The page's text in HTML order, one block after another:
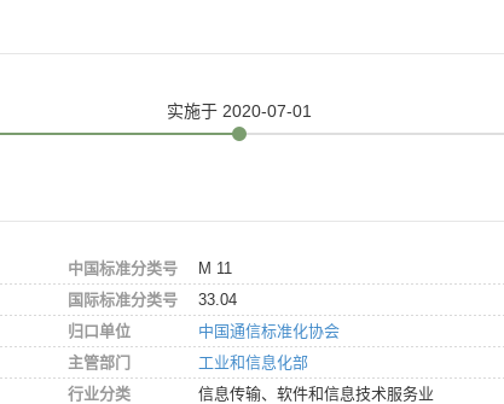
实施于 2020-07-01
中国标准分类号
M 11
国际标准分类号
33.04
归口单位
中国通信标准化协会
主管部门
工业和信息化部
行业分类
信息传输、软件和信息技术服务业